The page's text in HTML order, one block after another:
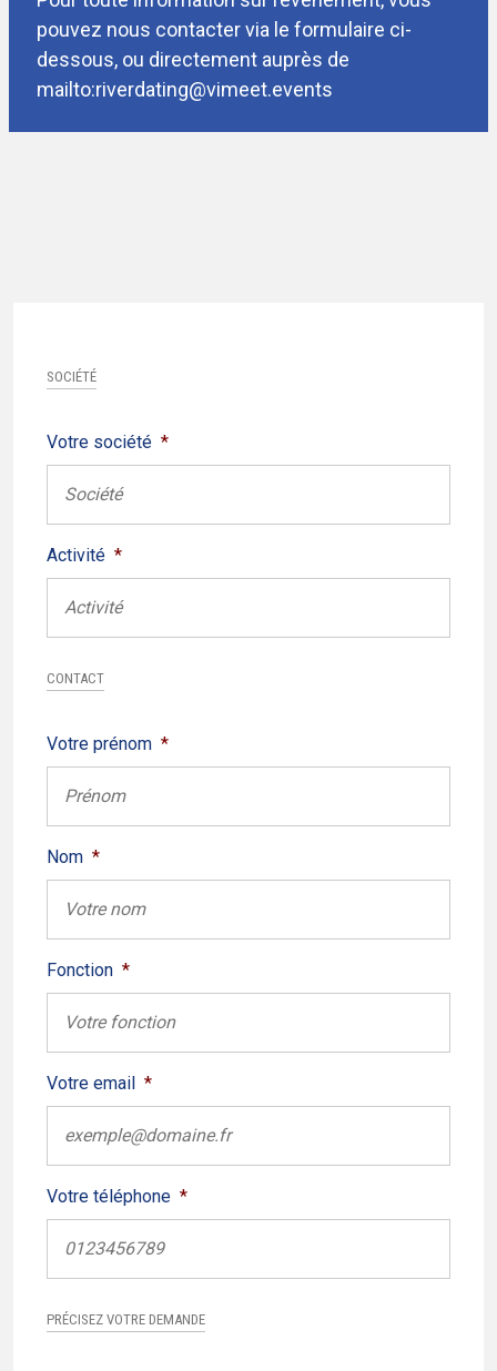
pouvez nous contacter via le formulaire ci-
dessous, ou directement auprès de
mailto:riverdating@vimeet.events
SOCIÉTÉ
Votre société *
Activité *
CONTACT
Votre prénom *
Nom *
Fonction *
Votre email *
Votre téléphone *
PRÉCISEZ VOTRE DEMANDE